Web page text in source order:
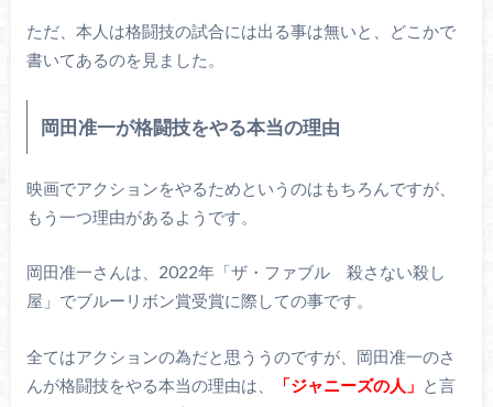
ただ、本人は格闘技の試合には出る事は無いと、どこかで
書いてあるのを見ました。
岡田准一が格闘技をやる本当の理由
映画でアクションをやるためというのはもちろんですが、
もう一つ理由があるようです。
岡田准一さんは、2022年「ザ・ファブル 殺さない殺し
屋」でブルーリボン賞受賞に際しての事です。
全てはアクションの為だと思ううのですが、岡田准一のさ
んが格闘技をやる本当の理由は、
「ジャニーズの人」 と言